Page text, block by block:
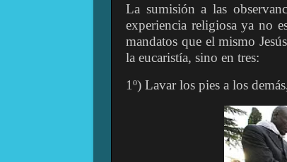
La sumisión a las
experiencia religiosa ya no
mandatos que el mismo
la eucaristía, sino en tres:
1º) Lavar los pies a los